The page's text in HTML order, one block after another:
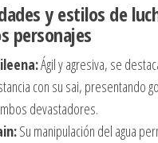
y estilos de
personajes
Ágil y agresiva, se
con su sai, presentando
devastadores.
Su manipulación del agua